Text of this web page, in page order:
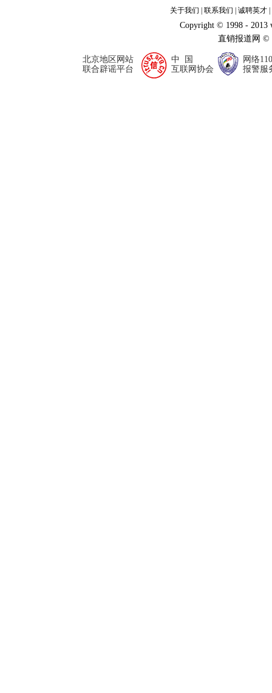
关于我们 联系我们 诚聘英才
Copyright © 1998 - 2013
直销报道网
北京地区网站
联合辟谣平台
中 国
互联网协会
网络110
报警服